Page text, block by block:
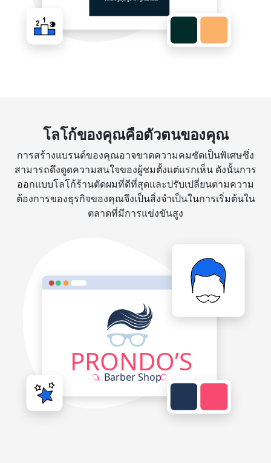
โลโก้ของคุณคือตัวตนของคุณ
การสร้างแบรนด์ของคุณอาจขาดความคมชัดเป็นพิเศษซึ่ง
สามารถดึงดูดความสนใจของผู้ชมตั้งแต่แรกเห็น ดังนั้นการ
ออกแบบโลโก้ร้านตัดผมที่ดีที่สุดและปรับเปลี่ยนตามความ
ต้องการของธุรกิจของคุณจึงเป็นสิ่งจำเป็นในการเริ่มต้นใน
ตลาดที่มีการแข่งขันสูง